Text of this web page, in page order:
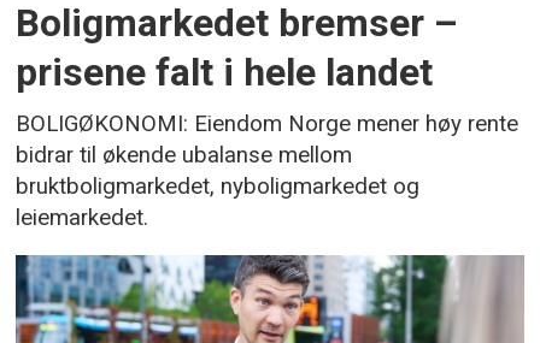
Boligmarkedet bremser –
prisene falt i hele landet
BOLIGØKONOMI: Eiendom Norge mener høy rente
bidrar til økende ubalanse mellom
bruktboligmarkedet, nyboligmarkedet og
leiemarkedet.